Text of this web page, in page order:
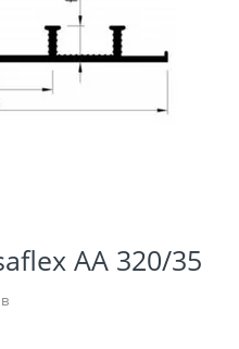
АА 320/35